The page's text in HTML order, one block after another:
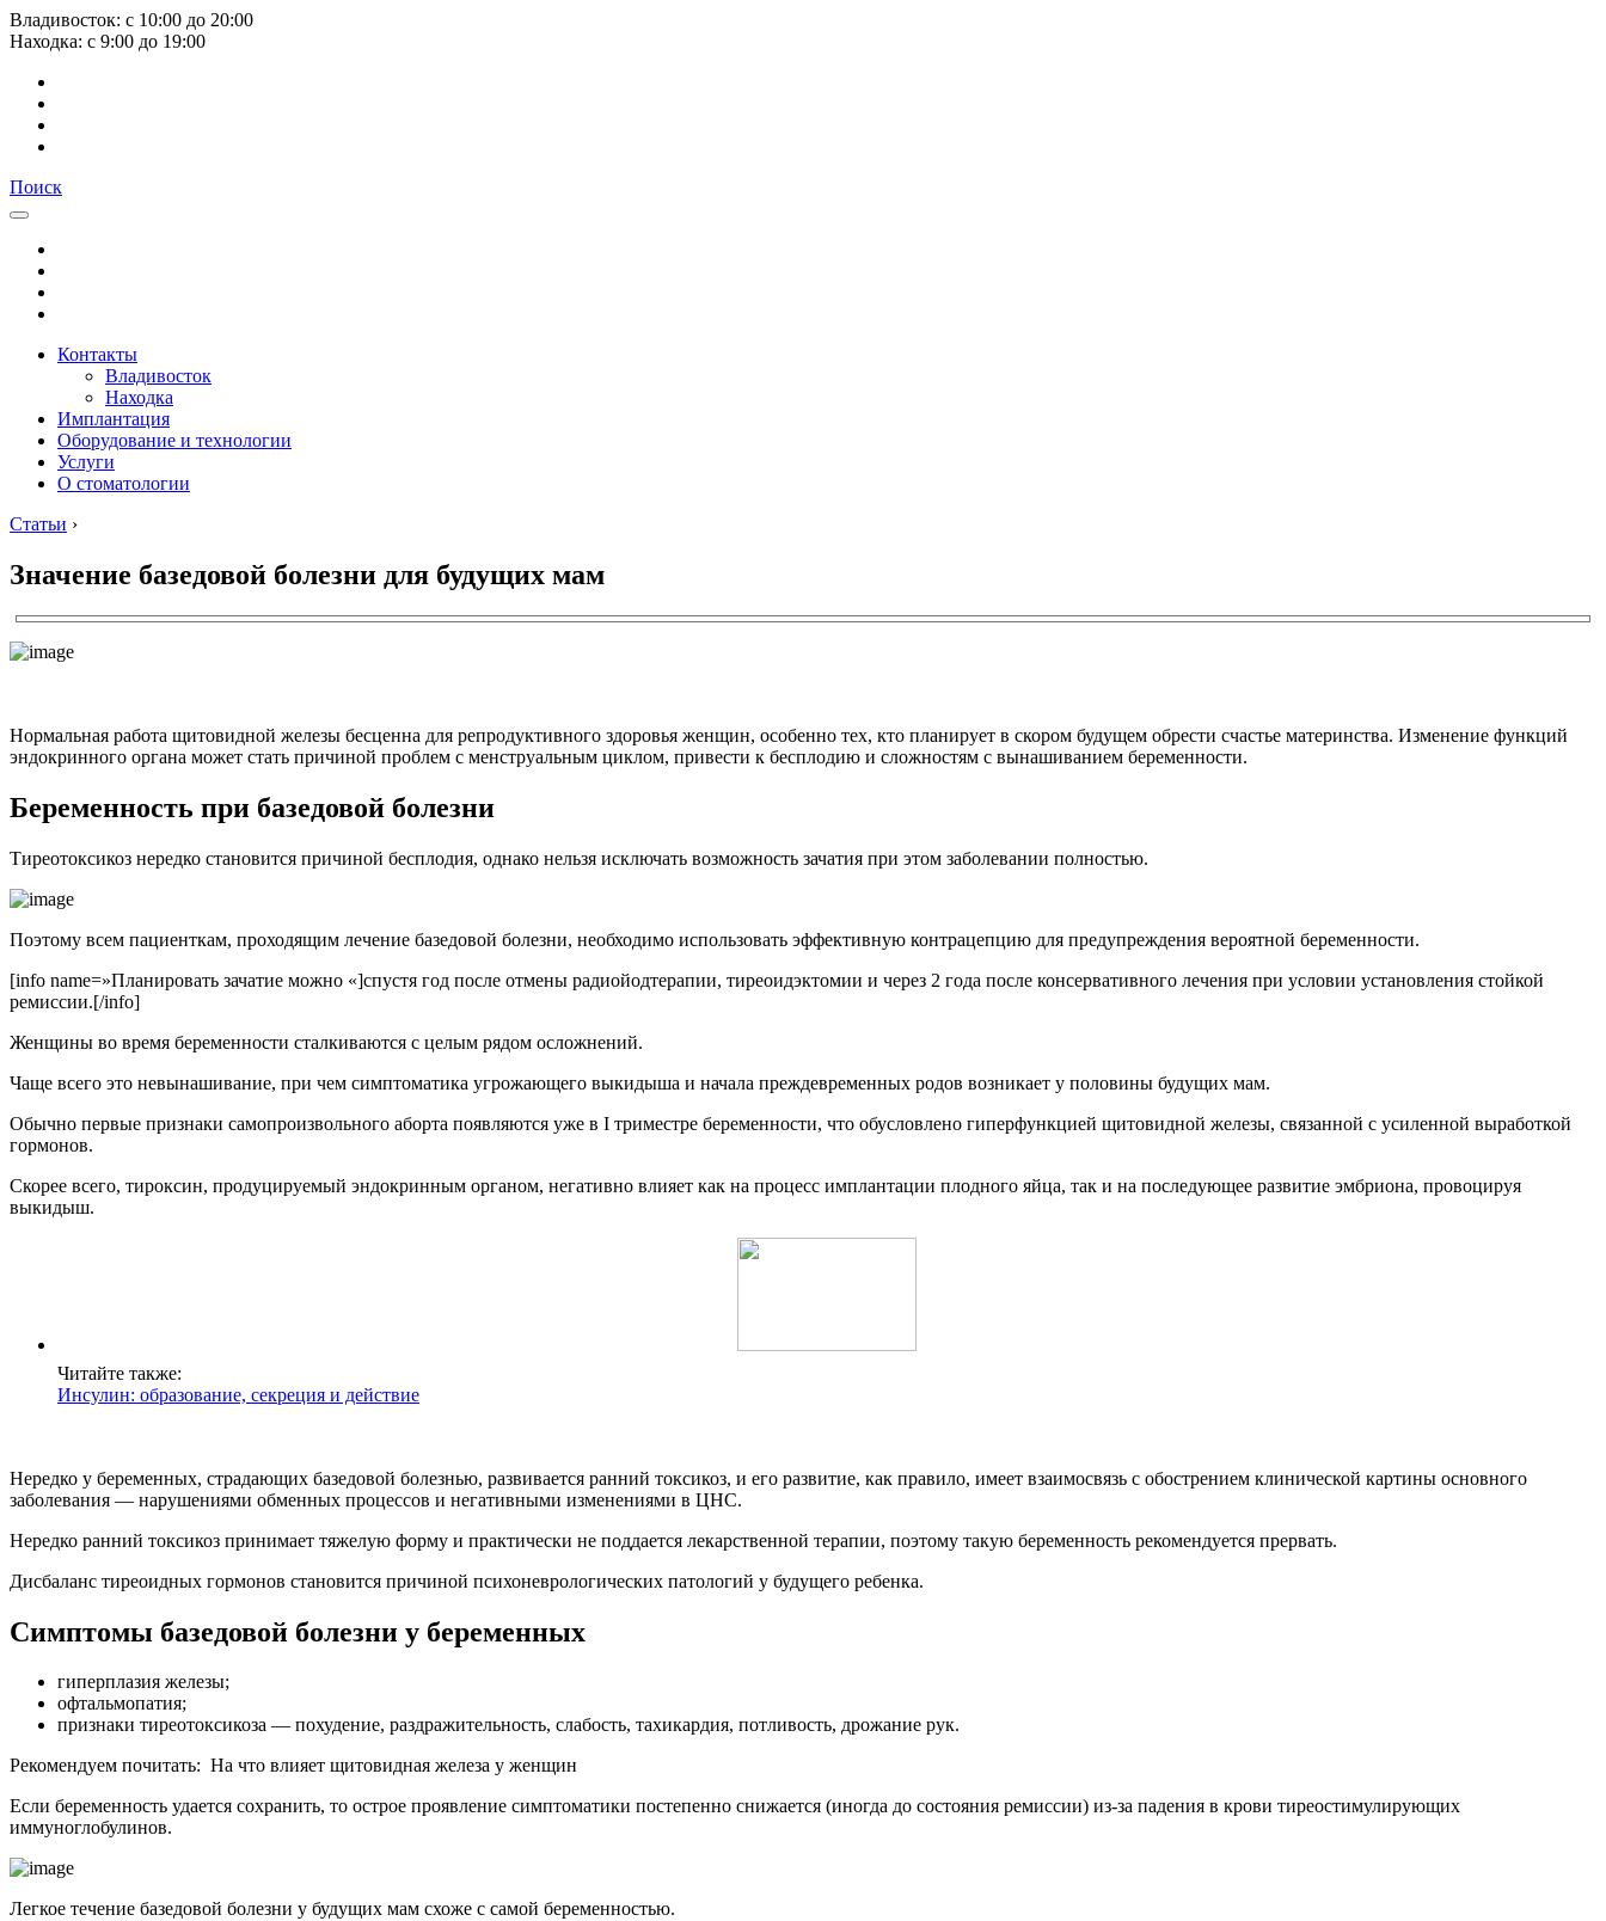
Владивосток: с 10:00 до 20:00
Находка: с 9:00 до 19:00
Поиск
Контакты
Владивосток
Находка
Имплантация
Оборудование и технологии
Услуги
О стоматологии
Статьи ›
Значение базедовой болезни для будущих мам
Нормальная работа щитовидной железы бесценна для репродуктивного здоровья женщин, особенно тех, кто планирует в скором будущем обрести счастье материнства. Изменение функций
эндокринного органа может стать причиной проблем с менструальным циклом, привести к бесплодию и сложностям с вынашиванием беременности.
Беременность при базедовой болезни
Тиреотоксикоз нередко становится причиной бесплодия, однако нельзя исключать возможность зачатия при этом заболевании полностью.
Поэтому всем пациенткам, проходящим лечение базедовой болезни, необходимо использовать эффективную контрацепцию для предупреждения вероятной беременности.
[info name=»Планировать зачатие можно «]спустя год после отмены радиойодтерапии, тиреоидэктомии и через 2 года после консервативного лечения при условии установления стойкой
ремиссии.[/info]
Женщины во время беременности сталкиваются с целым рядом осложнений.
Чаще всего это невынашивание, при чем симптоматика угрожающего выкидыша и начала преждевременных родов возникает у половины будущих мам.
Обычно первые признаки самопроизвольного аборта появляются уже в I триместре беременности, что обусловлено гиперфункцией щитовидной железы, связанной с усиленной выработкой
гормонов.
Скорее всего, тироксин, продуцируемый эндокринным органом, негативно влияет как на процесс имплантации плодного яйца, так и на последующее развитие эмбриона, провоцируя
выкидыш.
Читайте также:
Инсулин: образование, секреция и действие
Нередко у беременных, страдающих базедовой болезнью, развивается ранний токсикоз, и его развитие, как правило, имеет взаимосвязь с обострением клинической картины основного
заболевания — нарушениями обменных процессов и негативными изменениями в ЦНС.
Нередко ранний токсикоз принимает тяжелую форму и практически не поддается лекарственной терапии, поэтому такую беременность рекомендуется прервать.
Дисбаланс тиреоидных гормонов становится причиной психоневрологических патологий у будущего ребенка.
Симптомы базедовой болезни у беременных
гиперплазия железы;
офтальмопатия;
признаки тиреотоксикоза — похудение, раздражительность, слабость, тахикардия, потливость, дрожание рук.
Рекомендуем почитать: На что влияет щитовидная железа у женщин
Если беременность удается сохранить, то острое проявление симптоматики постепенно снижается (иногда до состояния ремиссии) из-за падения в крови тиреостимулирующих
иммуноглобулинов.
Легкое течение базедовой болезни у будущих мам схоже с самой беременностью.